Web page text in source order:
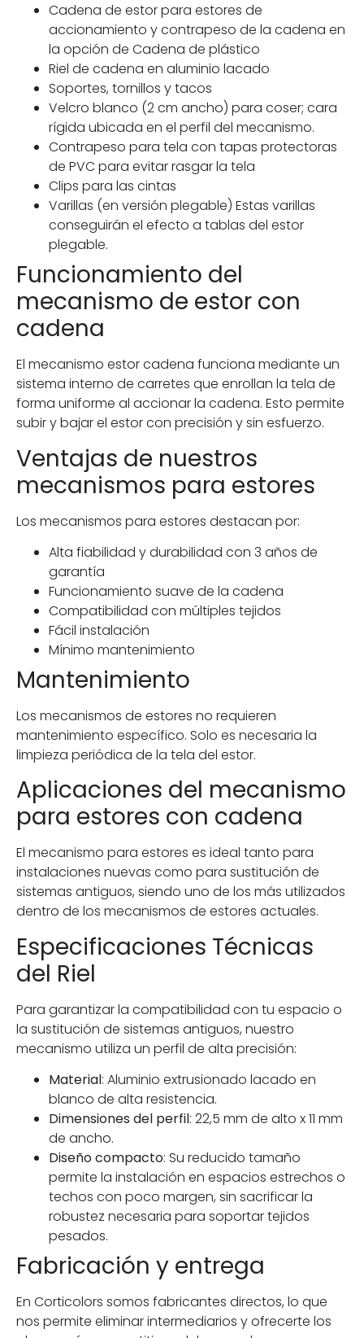
Cadena de estor para estores de
accionamiento y contrapeso de la cadena en
la opción de Cadena de plástico
Riel de cadena en aluminio lacado
Soportes, tornillos y tacos
Velcro blanco (2 cm ancho) para coser; cara
rígida ubicada en el perfil del mecanismo.
Contrapeso para tela con tapas protectoras
de PVC para evitar rasgar la tela
Clips para las cintas
Varillas (en versión plegable) Estas varillas
conseguirán el efecto a tablas del estor
plegable.
Funcionamiento del
mecanismo de estor con
cadena
El mecanismo estor cadena funciona mediante un
sistema interno de carretes que enrollan la tela de
forma uniforme al accionar la cadena. Esto permite
subir y bajar el estor con precisión y sin esfuerzo.
Ventajas de nuestros
mecanismos para estores
Los mecanismos para estores destacan por:
Alta fiabilidad y durabilidad con 3 años de
garantía
Funcionamiento suave de la cadena
Compatibilidad con múltiples tejidos
Fácil instalación
Mínimo mantenimiento
Mantenimiento
Los mecanismos de estores no requieren
mantenimiento específico. Solo es necesaria la
limpieza periódica de la tela del estor.
Aplicaciones del mecanismo
para estores con cadena
El mecanismo para estores es ideal tanto para
instalaciones nuevas como para sustitución de
sistemas antiguos, siendo uno de los más utilizados
dentro de los mecanismos de estores actuales.
Especificaciones Técnicas
del Riel
Para garantizar la compatibilidad con tu espacio o
la sustitución de sistemas antiguos, nuestro
mecanismo utiliza un perfil de alta precisión:
Material: Aluminio extrusionado lacado en
blanco de alta resistencia.
Dimensiones del perfil: 22,5 mm de alto x 11 mm
de ancho.
Diseño compacto: Su reducido tamaño
permite la instalación en espacios estrechos o
techos con poco margen, sin sacrificar la
robustez necesaria para soportar tejidos
pesados.
Fabricación y entrega
En Corticolors somos fabricantes directos, lo que
nos permite eliminar intermediarios y ofrecerte los